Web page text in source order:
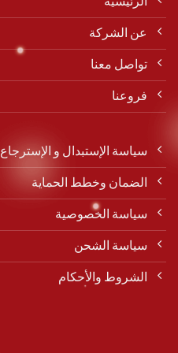
عن الشركة
تواصل معنا
فروعنا
سياسة الإستبدال و الإسترجاع
الضمان وخطط الحماية
سياسة الخصوصية
سياسة الشحن
الشروط والأحكام